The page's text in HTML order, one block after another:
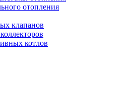
отопления
клапанов
котлов